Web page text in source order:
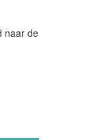
naar de